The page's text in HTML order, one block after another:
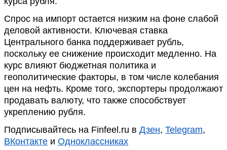
Спрос на импорт остается низким на фоне слабой
деловой активности. Ключевая ставка
Центрального банка поддерживает рубль,
поскольку ее снижение происходит медленно. На
курс влияют бюджетная политика и
геополитические факторы, в том числе колебания
цен на нефть. Кроме того, экспортеры продолжают
продавать валюту, что также способствует
укреплению рубля.
Подписывайтесь на Finfeel.ru в Дзен, Telegram,
ВКонтакте и Одноклассниках